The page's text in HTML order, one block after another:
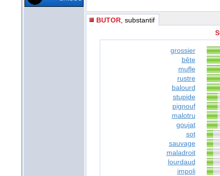
BUTOR , substantif
grossier
bête
mufle
rustre
balourd
stupide
pignouf
malotru
goujat
sot
sauvage
maladroit
lourdaud
impoli